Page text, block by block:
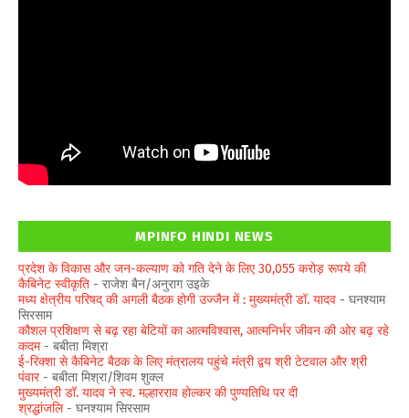
MPINFO HINDI NEWS
प्रदेश के विकास और जन-कल्याण को गति देने के लिए 30,055 करोड़ रूपये की
कैबिनेट स्वीकृति - राजेश बैन/अनुराग उइके
मध्य क्षेत्रीय परिषद् की अगली बैठक होगी उज्जैन में : मुख्यमंत्री डॉ. यादव - घनश्याम
सिरसाम
कौशल प्रशिक्षण से बढ़ रहा बेटियों का आत्मविश्वास, आत्मनिर्भर जीवन की ओर बढ़ रहे
कदम- बबीता मिश्रा
ई-रिक्शा से कैबिनेट बैठक के लिए मंत्रालय पहुंचे मंत्री द्वय श्री टेटवाल और श्री
पंवार- बबीता मिश्रा/शिवम शुक्ल
मुख्यमंत्री डॉ. यादव ने स्व. मल्हारराव होल्कर की पुण्यतिथि पर दी
श्रद्धांजलि- घनश्याम सिरसाम